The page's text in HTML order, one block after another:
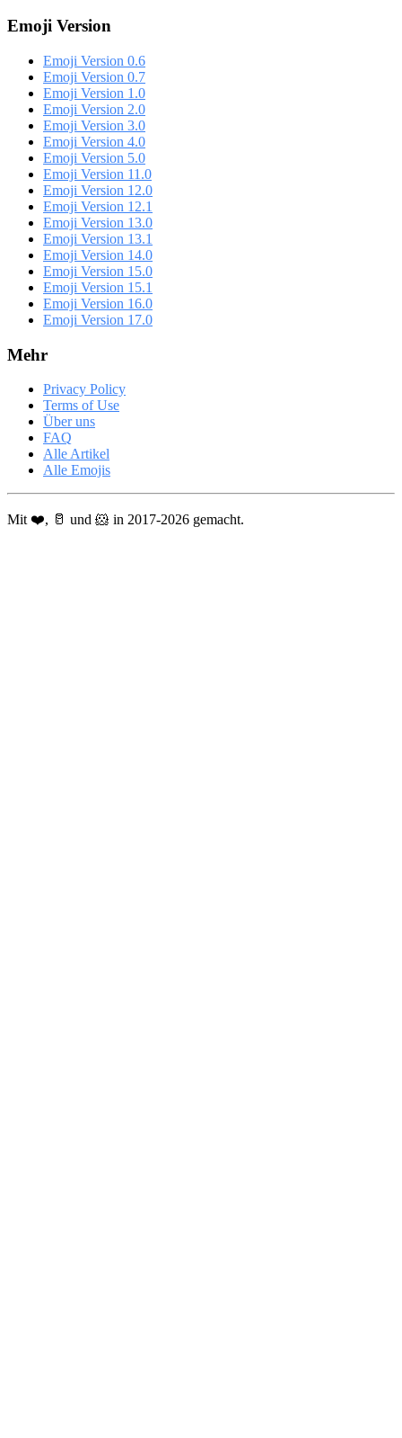
Emoji Version
Emoji Version 0.6
Emoji Version 0.7
Emoji Version 1.0
Emoji Version 2.0
Emoji Version 3.0
Emoji Version 4.0
Emoji Version 5.0
Emoji Version 11.0
Emoji Version 12.0
Emoji Version 12.1
Emoji Version 13.0
Emoji Version 13.1
Emoji Version 14.0
Emoji Version 15.0
Emoji Version 15.1
Emoji Version 16.0
Emoji Version 17.0
Mehr
Privacy Policy
Terms of Use
Über uns
FAQ
Alle Artikel
Alle Emojis
Mit ❤️, 🥛 und 🐹 in 2017-2026 gemacht.